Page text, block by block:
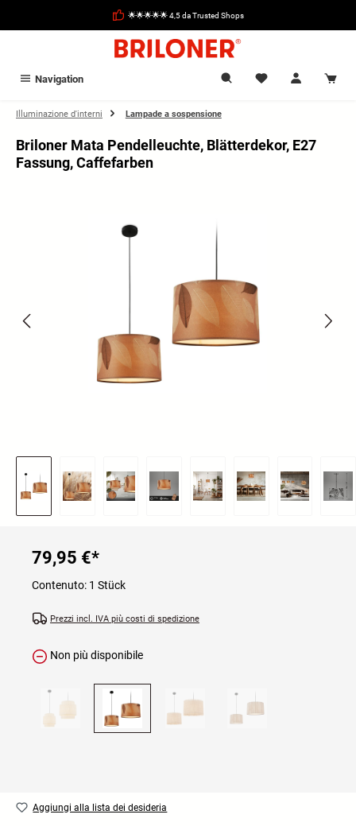
🌟🌟🌟🌟🌟 4,5 da Trusted Shops
Navigation
Illuminazione d'interni Lampade a sospensione
Briloner Mata Pendelleuchte, Blätterdekor, E27
Fassung, Caffefarben
79,95 €*
Contenuto: 1 Stück
Prezzi incl. IVA più costi di spedizione
Non più disponibile
Aggiungi alla lista dei desideria